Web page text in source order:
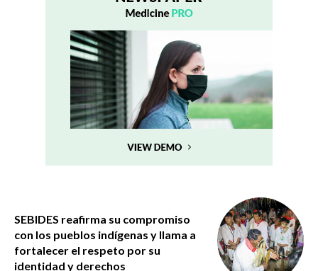
SEBIDES reafirma su compromiso
con los pueblos indígenas y llama a
fortalecer el respeto por su
identidad y derechos